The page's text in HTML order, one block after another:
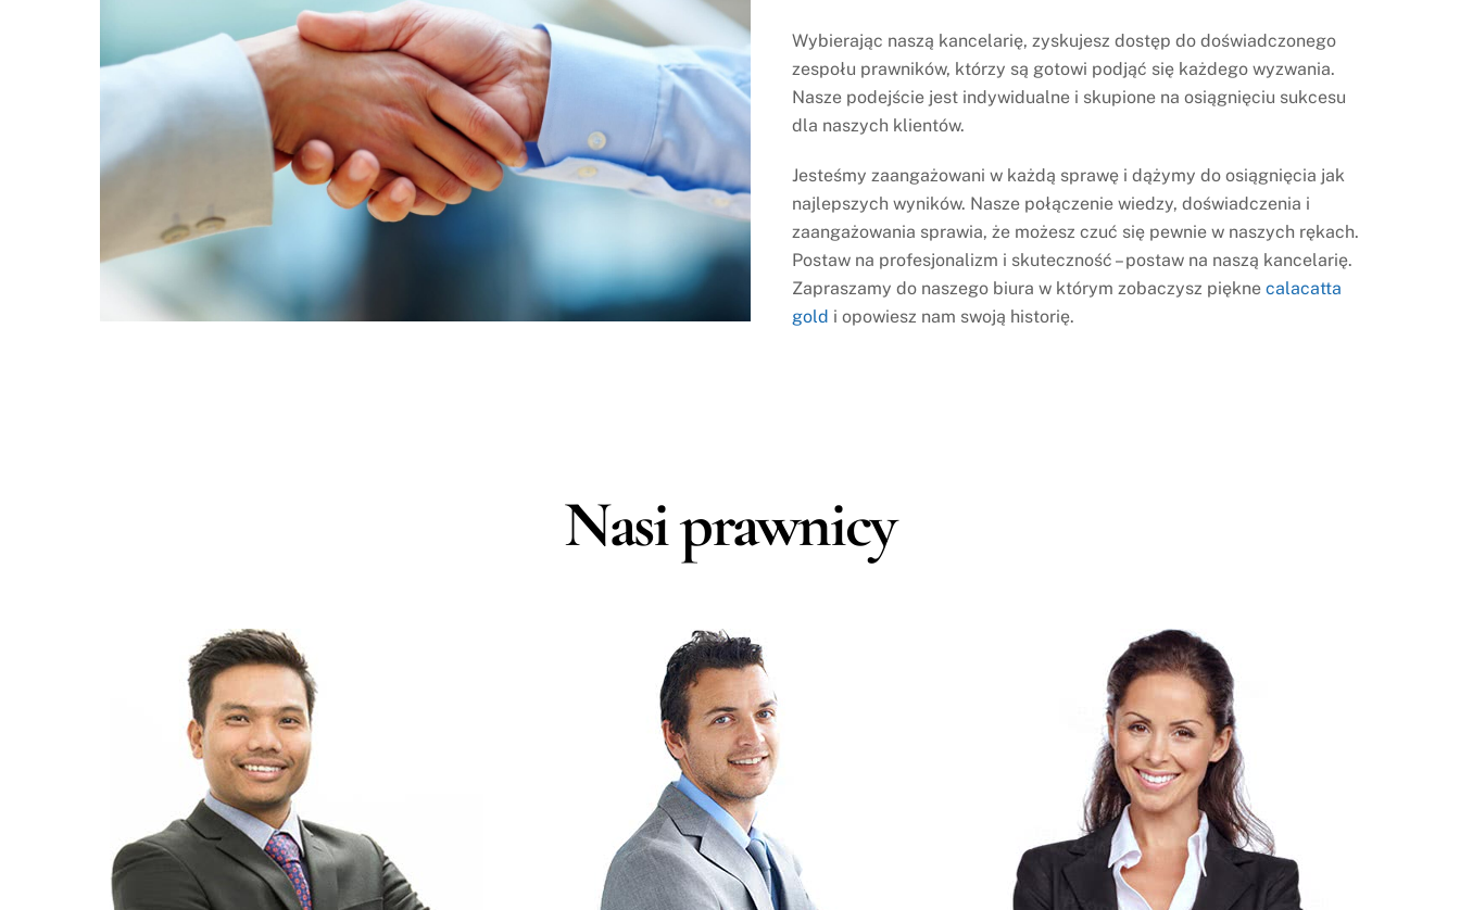
Wybierając naszą kancelarię, zyskujesz dostęp do doświadczonego
zespołu prawników, którzy są gotowi podjąć się każdego wyzwania.
Nasze podejście jest indywidualne i skupione na osiągnięciu sukcesu
dla naszych klientów.
Jesteśmy zaangażowani w każdą sprawę i dążymy do osiągnięcia jak
najlepszych wyników. Nasze połączenie wiedzy, doświadczenia i
zaangażowania sprawia, że możesz czuć się pewnie w naszych rękach.
Postaw na profesjonalizm i skuteczność – postaw na naszą kancelarię.
Zapraszamy do naszego biura w którym zobaczysz piękne calacatta
gold i opowiesz nam swoją historię.
Nasi prawnicy